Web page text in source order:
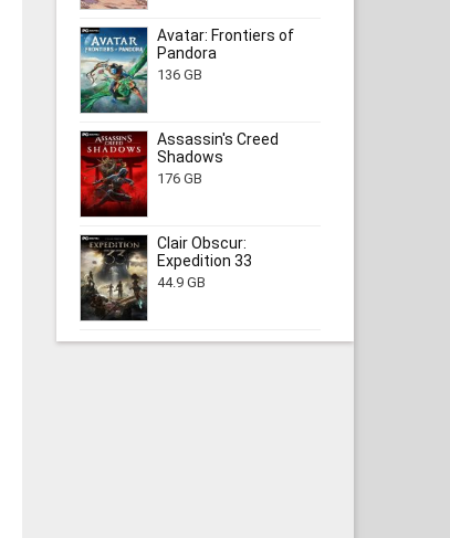
Avatar: Frontiers of
Pandora
136 GB
Assassin's Creed
Shadows
176 GB
Clair Obscur:
Expedition 33
44.9 GB